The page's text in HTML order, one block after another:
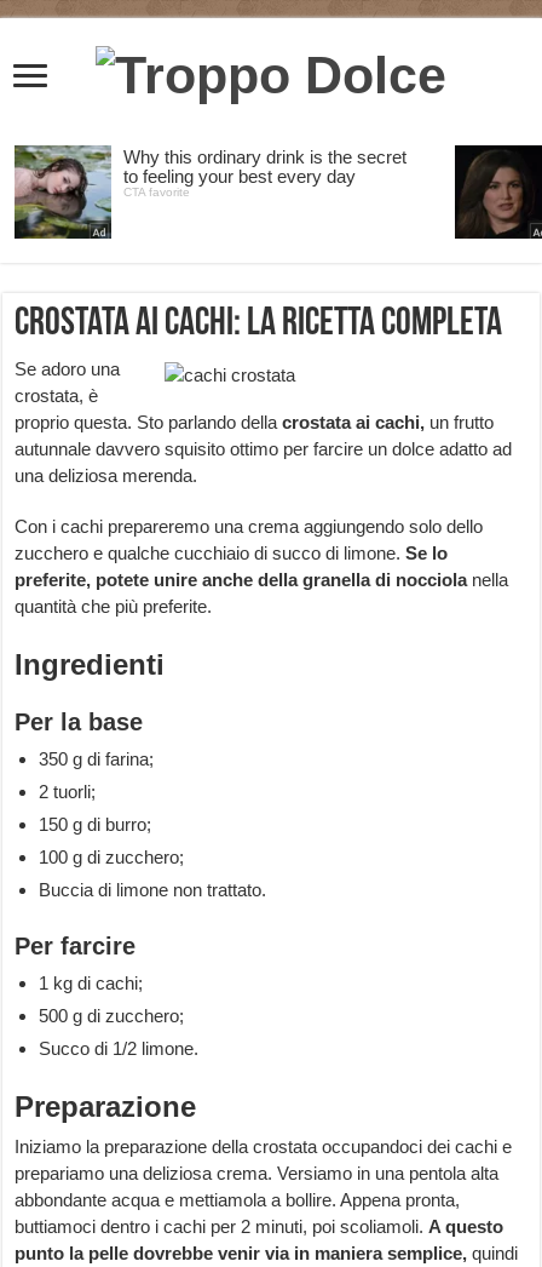
Crostata ai cachi: la ricetta completa
Se adoro una
crostata, è
proprio questa. Sto parlando dellacrostata ai cachi, un frutto
autunnale davvero squisito ottimo per farcire un dolce adatto ad
una deliziosa merenda.
Con i cachi prepareremo una crema aggiungendo solo dello
zucchero e qualche cucchiaio di succo di limone. Se lo
preferite, potete unire anche della granella di nocciolanella
quantità che più preferite.
Ingredienti
Per la base
350 g di farina;
2 tuorli;
150 g di burro;
100 g di zucchero;
Buccia di limone non trattato.
Per farcire
1 kg di cachi;
500 g di zucchero;
Succo di 1/2 limone.
Preparazione
Iniziamo la preparazione della crostata occupandoci dei cachi e
prepariamo una deliziosa crema. Versiamo in una pentola alta
abbondante acqua e mettiamola a bollire. Appena pronta,
buttiamoci dentro i cachi per 2 minuti, poi scoliamoli.A questo
punto la pelle dovrebbe venir via in maniera semplice, quindi